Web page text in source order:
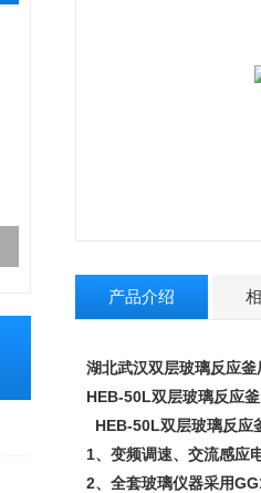
产品介绍
湖北武汉双层玻璃反应釜
HEB-50L双层玻璃反应釜
HEB-50L双层玻璃反应
1、变频调速、交流感应
2、全套玻璃仪器采用